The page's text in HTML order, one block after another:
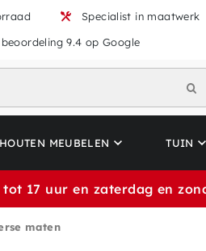
Specialist in maatwerk
9.4 op Google
HOUTEN MEUBELEN TUIN
17 uur en zaterdag en
maten